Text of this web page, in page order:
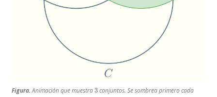
Figura.Animación que muestra
conjuntos. Se sombrea primero cada